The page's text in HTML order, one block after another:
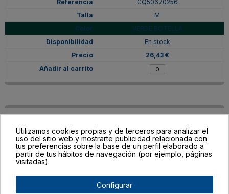
CQ50670256
M
VERDE BOTELLA
En stock
26,43 €
Utilizamos cookies propias y de terceros para analizar el
uso del sitio web y mostrarte publicidad relacionada con
tus preferencias sobre la base de un perfil elaborado a
partir de tus hábitos de navegación (por ejemplo, páginas
visitadas).
Configurar